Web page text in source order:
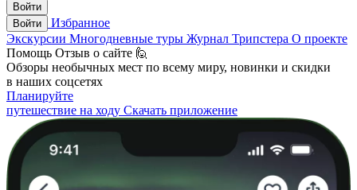
Войти
Войти
Избранное
Экскурсии Многодневные туры Журнал Трипстера О проекте
Помощь Отзыв о сайте 🙋
Обзоры необычных мест по всему миру, новинки и скидки
в наших соцсетях
Планируйте
путешествие на ходу Скачать приложение